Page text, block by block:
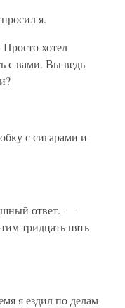
я.
хотел
с вами. Вы ведь
с сигарами и
ответ. —
тридцать пять
я ездил по делам